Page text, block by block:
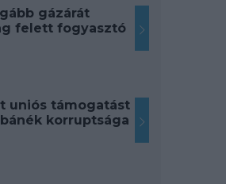
gázárát
felett fogyasztó
uniós támogatást
korruptsága